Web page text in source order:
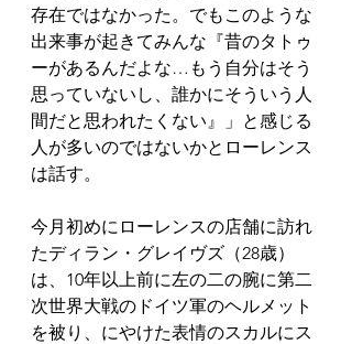
存在ではなかった。でもこのような
出来事が起きてみんな『昔のタトゥ
ーがあるんだよな…もう自分はそう
思っていないし、誰かにそういう人
間だと思われたくない』」と感じる
人が多いのではないかとローレンス
は話す。
今月初めにローレンスの店舗に訪れ
たディラン・グレイヴズ（28歳）
は、10年以上前に左の二の腕に第二
次世界大戦のドイツ軍のヘルメット
を被り、にやけた表情のスカルにス